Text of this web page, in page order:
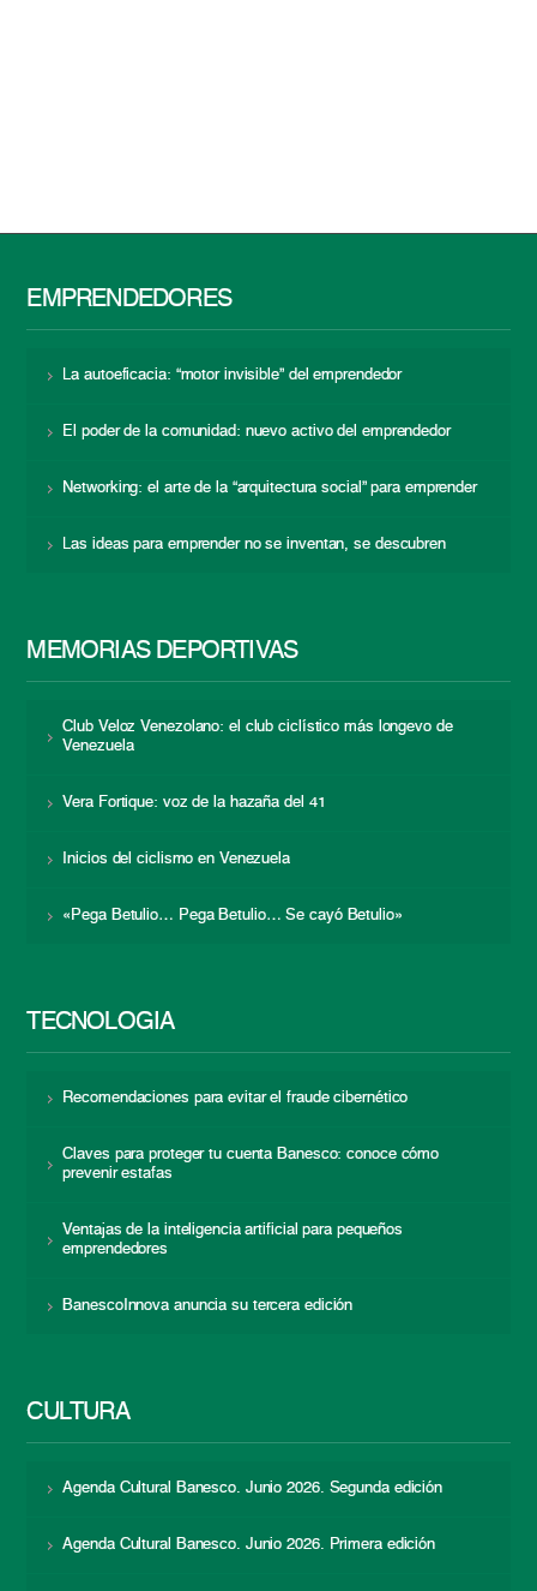
EMPRENDEDORES
La autoeficacia: “motor invisible” del emprendedor
El poder de la comunidad: nuevo activo del emprendedor
Networking: el arte de la “arquitectura social” para emprender
Las ideas para emprender no se inventan, se descubren
MEMORIAS DEPORTIVAS
Club Veloz Venezolano: el club ciclístico más longevo de
Venezuela
Vera Fortique: voz de la hazaña del 41
Inicios del ciclismo en Venezuela
«Pega Betulio… Pega Betulio… Se cayó Betulio»
TECNOLOGÍA
Recomendaciones para evitar el fraude cibernético
Claves para proteger tu cuenta Banesco: conoce cómo
prevenir estafas
Ventajas de la inteligencia artificial para pequeños
emprendedores
BanescoInnova anuncia su tercera edición
CULTURA
Agenda Cultural Banesco. Junio 2026. Segunda edición
Agenda Cultural Banesco. Junio 2026. Primera edición